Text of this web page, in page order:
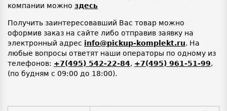
компании можно здесь
Получить заинтересовавший Вас товар можно
оформив заказ на сайте либо отправив заявку на
электронный адрес info@pickup-komplekt.ru. На
любые вопросы ответят наши операторы по одному из
телефонов: +7(495) 542-22-84, +7(495) 961-51-99,
(по будням с 09:00 до 18:00).